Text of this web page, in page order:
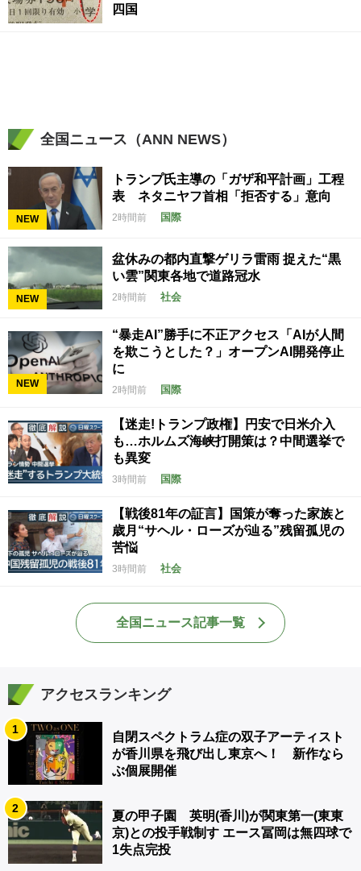
四国
全国ニュース（ANN NEWS）
NEW
トランプ氏主導の「ガザ和平計画」工程
表 ネタニヤフ首相「拒否する」意向
2時間前 国際
NEW
盆休みの都内直撃ゲリラ雷雨 捉えた“黒
い雲”関東各地で道路冠水
2時間前 社会
NEW
“暴走AI”勝手に不正アクセス「AIが人間
を欺こうとした？」オープンAI開発停止
に
2時間前 国際
【迷走!トランプ政権】円安で日米介入
も…ホルムズ海峡打開策は？中間選挙で
も異変
3時間前 国際
【戦後81年の証言】国策が奪った家族と
歳月“サヘル・ローズが辿る”残留孤児の
苦悩
3時間前 社会
全国ニュース記事一覧
アクセスランキング
1
自閉スペクトラム症の双子アーティスト
が香川県を飛び出し東京へ！ 新作なら
ぶ個展開催
2
夏の甲子園 英明(香川)が関東第一(東東
京)との投手戦制す エース冨岡は無四球で
1失点完投